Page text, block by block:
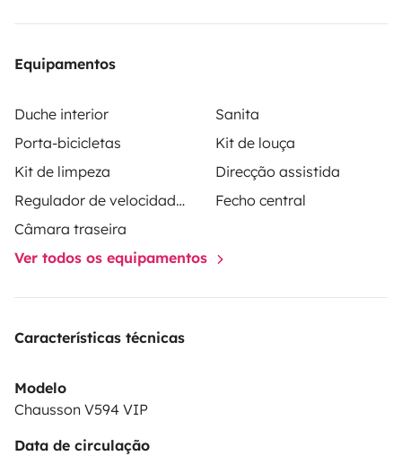
Equipamentos
Duche interior
Sanita
Porta-bicicletas
Kit de louça
Kit de limpeza
Direcção assistida
Regulador de velocidade / Cruise Control
Fecho central
Câmara traseira
Ver todos os equipamentos
Características técnicas
Modelo
Chausson V594 VIP
Data de circulação